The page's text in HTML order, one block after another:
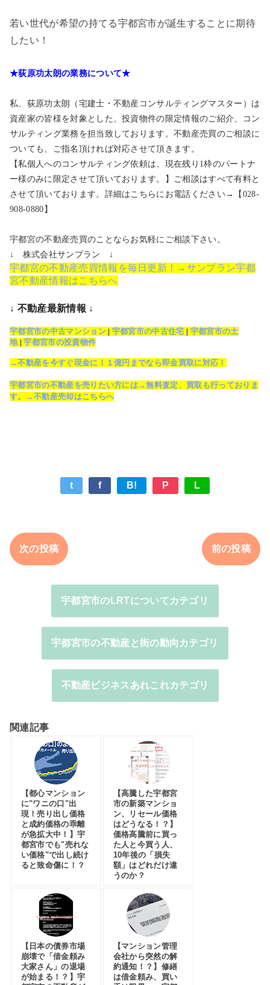
若い世代が希望の持てる宇都宮市が誕生することに期待
したい！
★荻原功太朗の業務について★
私、荻原功太朗（宅建士・不動産コンサルティングマスター）は
資産家の皆様を対象とした、投資物件の限定情報のご紹介、コン
サルティング業務を担当致しております。不動産売買のご相談に
ついても、ご指名頂ければ対応させて頂きます。
【私個人へのコンサルティング依頼は、現在残り1枠のパートナ
ー様のみに限定させて頂いております。】ご相談はすべて有料と
させて頂いております。詳細はこちらにお電話ください→【028-
908-0880】
宇都宮の不動産売買のことならお気軽にご相談下さい。
↓ 株式会社サンプラン ↓
宇都宮の不動産売買情報を毎日更新！→サンプラン宇都
宮不動産情報はこちらへ
↓ 不動産最新情報 ↓
宇都宮市の中古マンション| 宇都宮市の中古住宅 | 宇都宮市の土
地|宇都宮市の投資物件
→不動産を今すぐ現金に！１億円までなら即金買取に対応！
宇都宮市の不動産を売りたい方には→無料査定、買取も行っておりま
す。→不動産売却はこちらへ
t f B! P L
次の投稿 前の投稿
宇都宮市のLRTについてカテゴリ
宇都宮市の不動産と街の動向カテゴリ
不動産ビジネスあれこれカテゴリ
関連記事
【都心マンション
に"ワニの口"出
現！売り出し価格
と成約価格の乖離
が急拡大中！】宇
都宮市でも"売れな
い価格"で出し続け
ると致命傷に！？
【高騰した宇都宮
市の新築マンショ
ン、リセール価格
はどうなる！？】
価格高騰前に買っ
た人と今買う人、
10年後の「損失
額」はどれだけ違
うのか？
【日本の債券市場
崩壊で「借金頼み
大家さん」の退場
が始まる！？】宇
【マンション管理
会社から突然の解
約通知！？】修繕
は借金頼み、買い